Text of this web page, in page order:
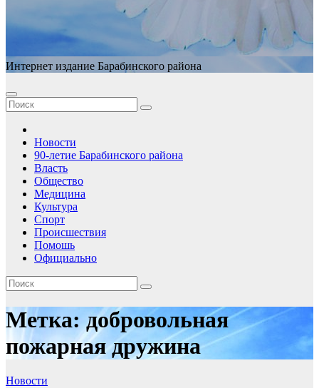
Интернет издание Барабинского района
Новости
90-летие Барабинского района
Власть
Общество
Медицина
Культура
Спорт
Происшествия
Помошь
Официально
Метка:добровольная
пожарная дружина
Новости